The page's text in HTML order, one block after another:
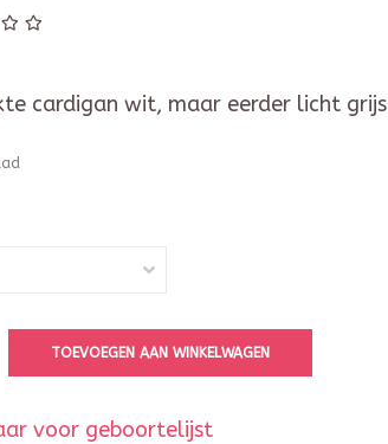
cardigan wit, maar eerder licht grijs
TOEVOEGEN AAN WINKELWAGEN
voor geboortelijst